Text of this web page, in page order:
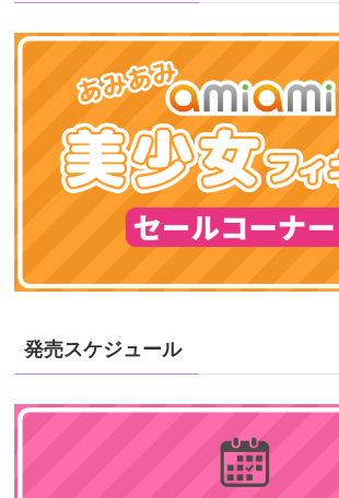
発売スケジュール